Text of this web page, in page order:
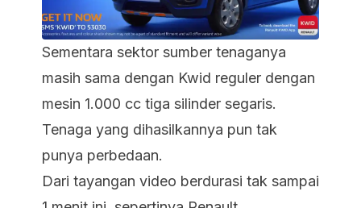
Sementara sektor sumber tenaganya
masih sama dengan Kwid reguler dengan
mesin 1.000 cc tiga silinder segaris.
Tenaga yang dihasilkannya pun tak
punya perbedaan.
Dari tayangan video berdurasi tak sampai